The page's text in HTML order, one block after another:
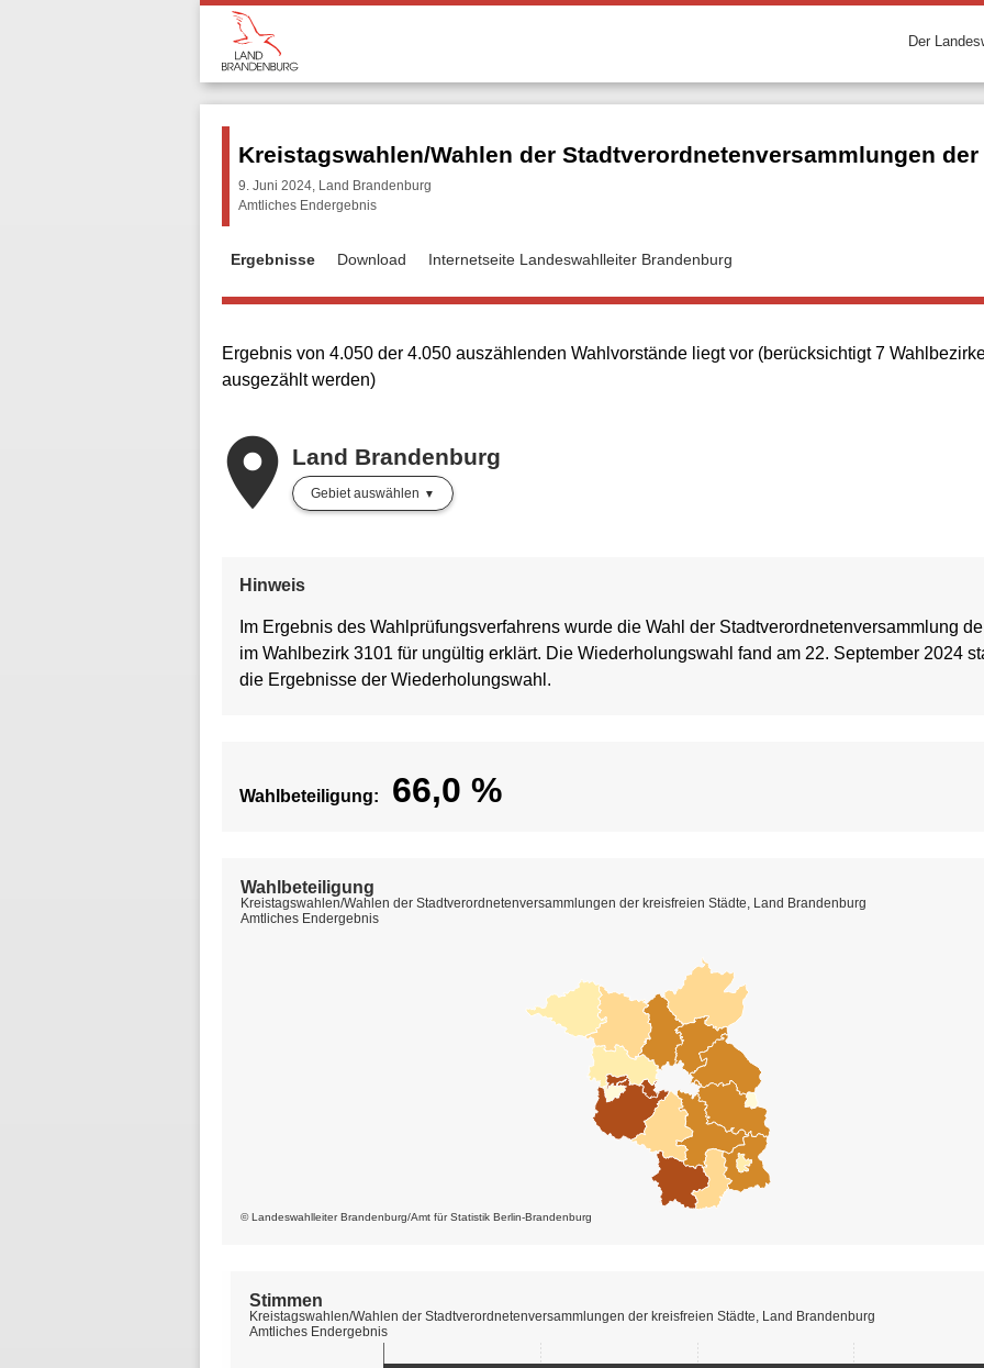
Der
Kreistagswahlen/Wahlen der Stadtverordnetenversammlungen
9. Juni 2024, Land Brandenburg
Amtliches Endergebnis
Ergebnisse Download Internetseite Landeswahlleiter Brandenburg
Ergebnis von 4.050 der 4.050 auszählenden Wahlvorstände liegt vor (berücksichtigt 7
ausgezählt werden)
placeLand Brandenburg
Gebiet auswählen
Hinweis
Im Ergebnis des Wahlprüfungsverfahrens wurde die Wahl der Stadtverordnetenversammlung
im Wahlbezirk 3101 für ungültig erklärt. Die Wiederholungswahl fand am 22. September 2024
die Ergebnisse der Wiederholungswahl.
Wahlbeteiligung: 66,0 %
© Landeswahlleiter Brandenburg/Amt für Statistik Berlin-Brandenburg
Wahlbeteiligung
Kreistagswahlen/Wahlen der Stadtverordnetenversammlungen der kreisfreien Städte, Land Brandenburg
Amtliches Endergebnis